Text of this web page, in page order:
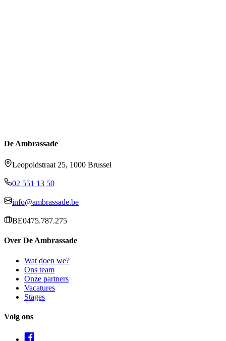
De Ambrassade
Leopoldstraat 25, 1000 Brussel
02 551 13 50
info@ambrassade.be
BE0475.787.275
Over De Ambrassade
Wat doen we?
Ons team
Onze partners
Vacatures
Stages
Volg ons